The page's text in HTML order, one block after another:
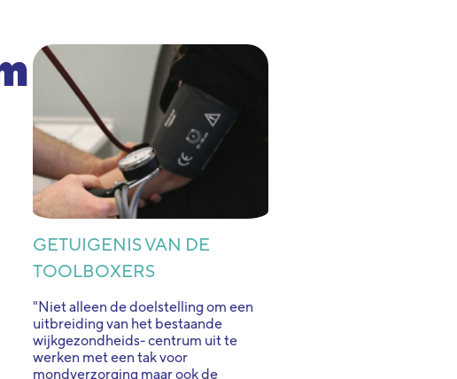
GETUIGENIS VAN DE
TOOLBOXERS
"Niet alleen de doelstelling om een
uitbreiding van het bestaande
wijkgezondheids- centrum uit te
werken met een tak voor
mondverzorging maar ook de